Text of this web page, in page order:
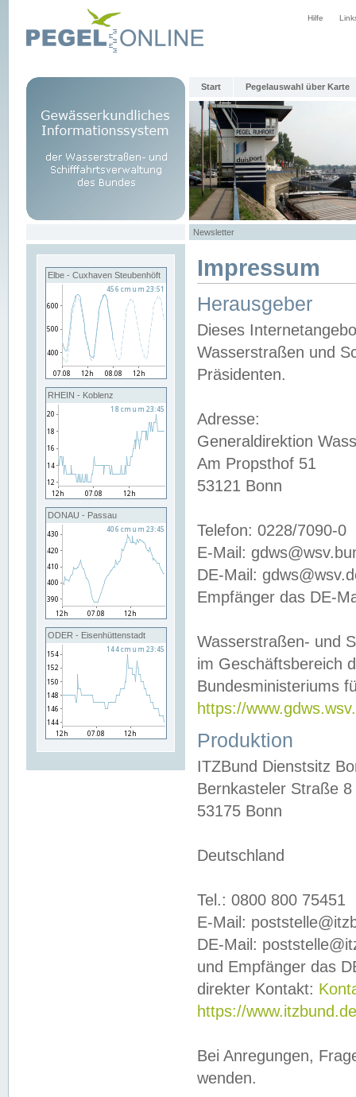
Hilfe
Start Pegelauswahl über Karte
Newsletter
Elbe - Cuxhaven Steubenhöft
RHEIN - Koblenz
DONAU - Passau
ODER - Eisenhüttenstadt
Impressum
Herausgeber
Dieses
Wasserstraßen und
Präsidenten.
Adresse:
Generaldirektion
Am Propsthof 51
53121 Bonn
Telefon: 0228/7090-0
E-Mail:
DE-Mail:
Empfänger das DE-
Wasserstraßen- und
im Geschäftsbereich
Bundesministeriums
https://
Produktion
ITZBund Dienstsitz
Bernkasteler Straße 8
53175 Bonn
Deutschland
Tel.: 0800 800 75451
E-Mail:
DE-Mail:
und Empfänger das
direkter Kontakt:
https://
Bei Anregungen,
wenden.